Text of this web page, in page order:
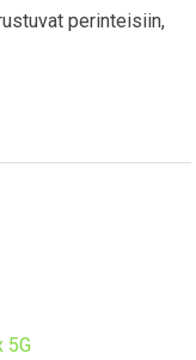
perinteisiin,
5G